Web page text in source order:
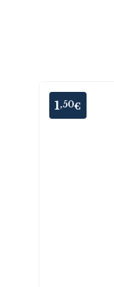
1,50€